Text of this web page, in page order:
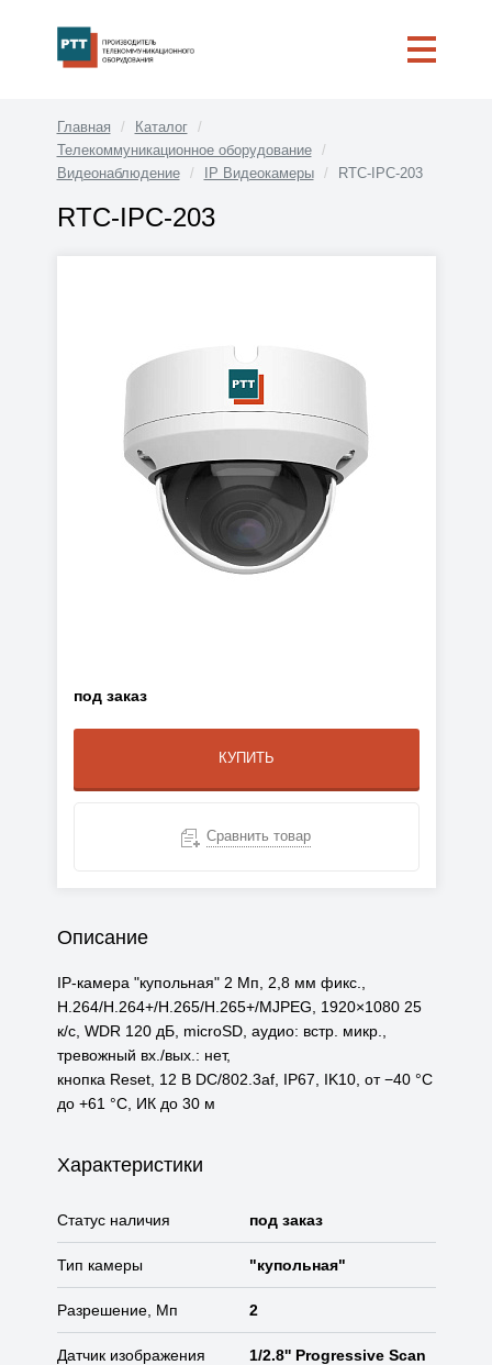
Главная
Каталог
Телекоммуникационное оборудование
Видеонаблюдение
IP Видеокамеры RTC-IPC-203
RTC-IPC-203
под заказ
КУПИТЬ
Сравнить товар
Описание
IP-камера "купольная" 2 Мп, 2,8 мм фикс.,
H.264/H.264+/H.265/H.265+/MJPEG, 1920×1080 25
к/с, WDR 120 дБ, microSD, аудио: встр. микр.,
тревожный вх./вых.: нет,
кнопка Reset, 12 В DC/802.3af, IP67, IK10, от −40 °С
до +61 °С, ИК до 30 м
Характеристики
Статус наличия под заказ
Тип камеры "купольная"
Разрешение, Мп 2
Датчик изображения
1/2.8'' Progressive Scan